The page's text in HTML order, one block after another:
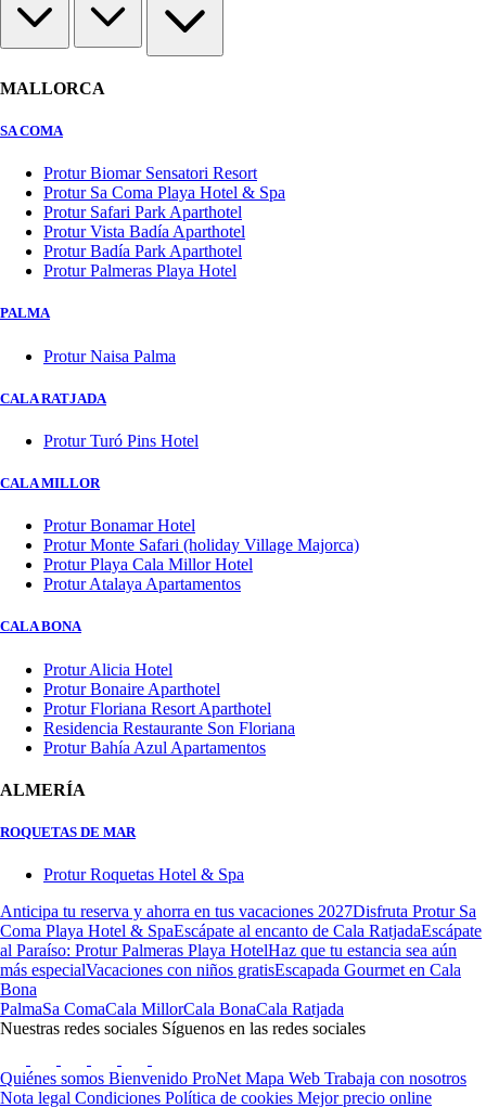
MALLORCA
SA COMA
Protur Biomar Sensatori Resort
Protur Sa Coma Playa Hotel & Spa
Protur Safari Park Aparthotel
Protur Vista Badía Aparthotel
Protur Badía Park Aparthotel
Protur Palmeras Playa Hotel
PALMA
Protur Naisa Palma
CALA RATJADA
Protur Turó Pins Hotel
CALA MILLOR
Protur Bonamar Hotel
Protur Monte Safari (holiday Village Majorca)
Protur Playa Cala Millor Hotel
Protur Atalaya Apartamentos
CALA BONA
Protur Alicia Hotel
Protur Bonaire Aparthotel
Protur Floriana Resort Aparthotel
Residencia Restaurante Son Floriana
Protur Bahía Azul Apartamentos
ALMERÍA
ROQUETAS DE MAR
Protur Roquetas Hotel & Spa
Anticipa tu reserva y ahorra en tus vacaciones 2027Disfruta Protur Sa
Coma Playa Hotel & SpaEscápate al encanto de Cala RatjadaEscápate
al Paraíso: Protur Palmeras Playa HotelHaz que tu estancia sea aún
más especialVacaciones con niños gratisEscapada Gourmet en Cala
Bona
PalmaSa ComaCala MillorCala BonaCala Ratjada
Nuestras redes sociales Síguenos en las redes sociales
Quiénes somos Bienvenido ProNet Mapa Web Trabaja con nosotros
Nota legal Condiciones Política de cookies Mejor precio online